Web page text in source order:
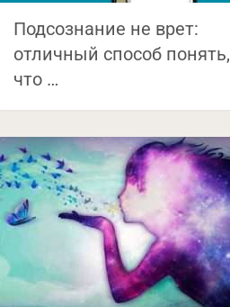
Подсознание не врет:
отличный способ понять,
что …